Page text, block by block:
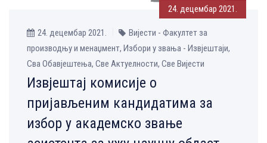
24. децембар 2021.
24. децембар 2021.
Вијести - Факултет за
производњу и менаџмент, Избори у звања - Извјештаји,
Сва Обавјештења, Све Aктуелности, Све Вијести
Извјештај комисије о
пријављеним кандидатима за
избор у академско звање